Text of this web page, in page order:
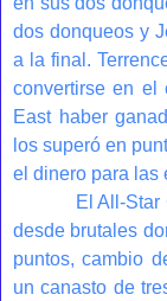
dos donqueos y
a la final.
convertirse en el
East haber
los superó en
el dinero para las
El All-Star
desde brutales
puntos, cambio
un canasto de